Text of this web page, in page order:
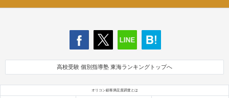
高校受験 個別指導塾 東海ランキングトップへ
オリコン顧客満足度調査とは